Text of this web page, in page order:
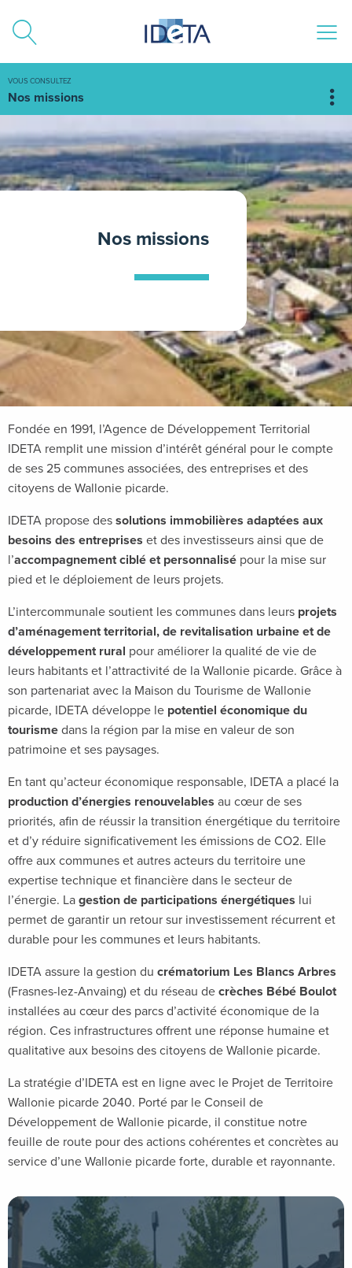
VOUS CONSULTEZ
Nos missions
Nos missions
Fondée en 1991, l’Agence de Développement Territorial
IDETA remplit une mission d’intérêt général pour le compte
de ses 25 communes associées, des entreprises et des
citoyens de Wallonie picarde.
IDETA propose dessolutions immobilières adaptées aux
besoins des entreprises et des investisseurs ainsi que de
l’accompagnement ciblé et personnalisé pour la mise sur
pied et le déploiement de leurs projets.
L’intercommunale soutient les communes dans leurs projets
d’aménagement territorial, de revitalisation urbaine et de
développement rural pour améliorer la qualité de vie de
leurs habitants et l’attractivité de la Wallonie picarde. Grâce à
son partenariat avec la Maison du Tourisme de Wallonie
picarde, IDETA développe le potentiel économique du
tourismedans la région par la mise en valeur de son
patrimoine et ses paysages.
En tant qu’acteur économique responsable, IDETA a placé la
production d’énergies renouvelables au cœur de ses
priorités, afin de réussir la transition énergétique du territoire
et d’y réduire significativement les émissions de CO2. Elle
offre aux communes et autres acteurs du territoire une
expertise technique et financière dans le secteur de
l’énergie. Lagestion de participations énergétiques lui
permet de garantir un retour sur investissement récurrent et
durable pour les communes et leurs habitants.
IDETA assure la gestion du crématorium Les Blancs Arbres
(Frasnes-lez-Anvaing) et du réseau decrèches Bébé Boulot
installées au cœur des parcs d’activité économique de la
région. Ces infrastructures offrent une réponse humaine et
qualitative aux besoins des citoyens de Wallonie picarde.
La stratégie d’IDETA est en ligne avec le Projet de Territoire
Wallonie picarde 2040. Porté par le Conseil de
Développement de Wallonie picarde, il constitue notre
feuille de route pour des actions cohérentes et concrètes au
service d’une Wallonie picarde forte, durable et rayonnante.